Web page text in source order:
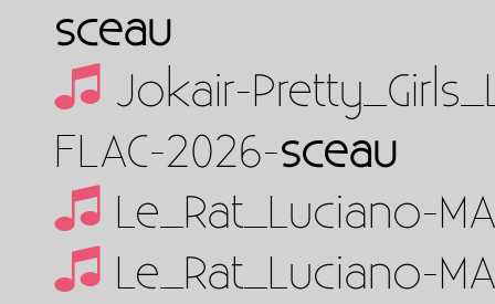
sceau
Jokair-
FLAC-2026-sceau
Le_Rat_Luciano-
Le_Rat_Luciano-